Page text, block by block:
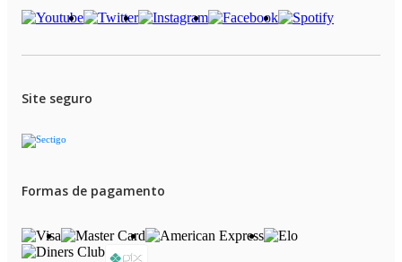
Site seguro
Formas de pagamento